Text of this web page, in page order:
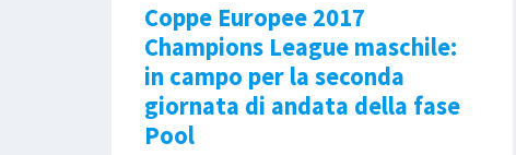
Coppe Europee 2017
Champions League maschile:
in campo per la seconda
giornata di andata della fase
Pool